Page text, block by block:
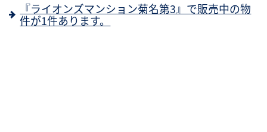
『ライオンズマンション菊名第3』で販売中の物
件が1件あります。